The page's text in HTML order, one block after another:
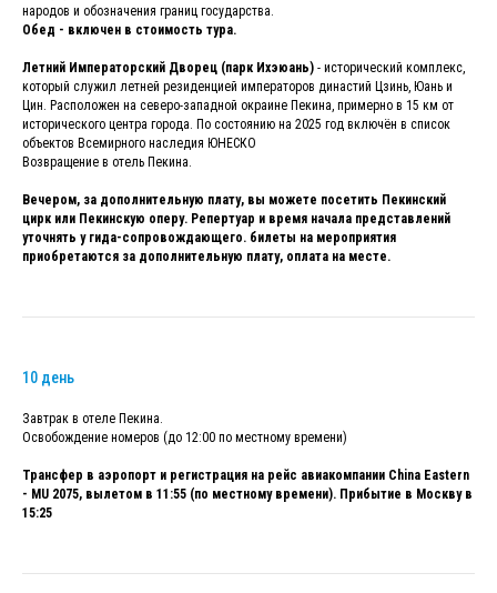
народов и обозначения границ государства.
Обед - включен в стоимость тура.
Летний Императорский Дворец (парк Ихэюань) - исторический комплекс,
который служил летней резиденцией императоров династий Цзинь, Юань и
Цин. Расположен на северо-западной окраине Пекина, примерно в 15 км от
исторического центра города. По состоянию на 2025 год включён в список
объектов Всемирного наследия ЮНЕСКО
Возвращение в отель Пекина.
Вечером, за дополнительную плату, вы можете посетить Пекинский
цирк или Пекинскую оперу. Репертуар и время начала представлений
уточнять у гида-сопровождающего. билеты на мероприятия
приобретаются за дополнительную плату, оплата на месте.
10 день
Завтрак в отеле Пекина.
Освобождение номеров (до 12:00 по местному времени)
Трансфер в аэропорт и регистрация на рейс авиакомпании China Eastern
- MU 2075, вылетом в 11:55 (по местному времени). Прибытие в Москву в
15:25